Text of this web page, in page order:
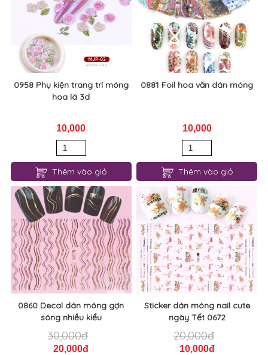
0958 Phụ kiện trang trí móng
hoa lá 3d
10,000
Thêm vào giỏ
0881 Foil hoa văn dán móng
10,000
Thêm vào giỏ
0860 Decal dán móng gợn
sóng nhiều kiểu
30,000đ
20,000đ
Sticker dán móng nail cute
ngày Tết 0672
20,000đ
10,000đ